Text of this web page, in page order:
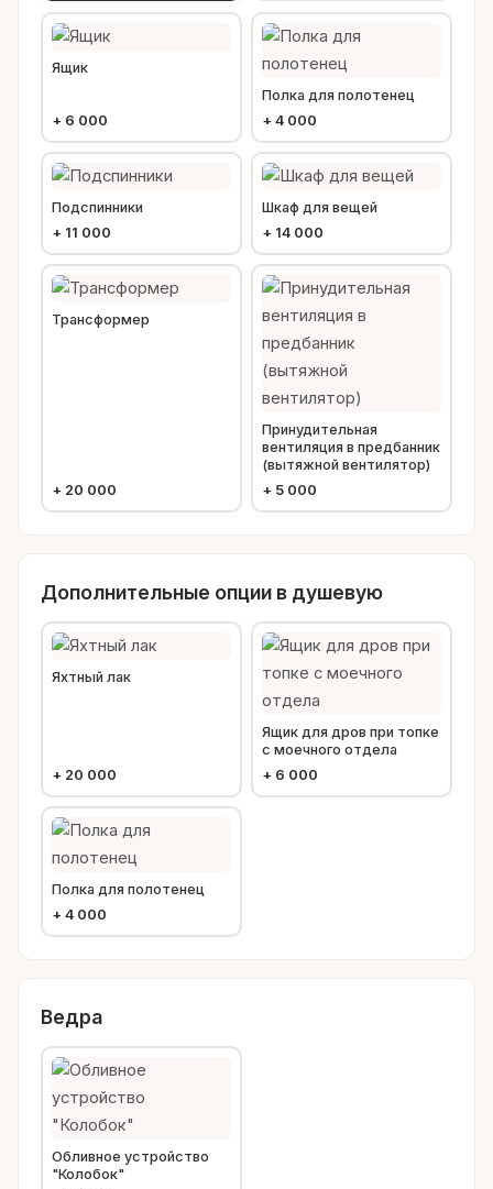
Ящик
+ 6 000
Полка для полотенец
+ 4 000
Подспинники
+ 11 000
Шкаф для вещей
+ 14 000
Трансформер
+ 20 000
Принудительная
вентиляция в предбанник
(вытяжной вентилятор)
+ 5 000
Дополнительные опции в душевую
Яхтный лак
+ 20 000
Ящик для дров при топке
с моечного отдела
+ 6 000
Полка для полотенец
+ 4 000
Ведра
Обливное устройство
"Колобок"